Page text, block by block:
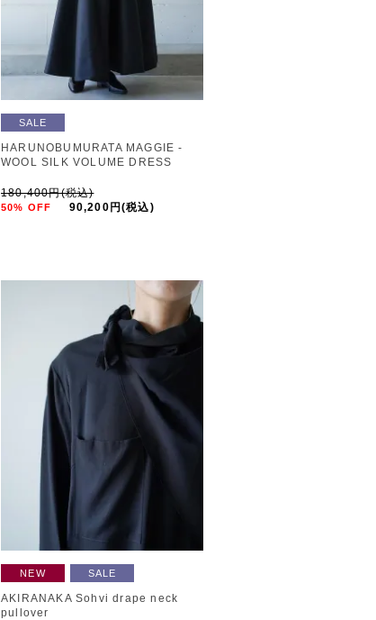
SALE
HARUNOBUMURATA MAGGIE -
WOOL SILK VOLUME DRESS
180,400円(税込)
50% OFF 90,200円(税込)
NEW SALE
AKIRANAKA Sohvi drape neck
pullover